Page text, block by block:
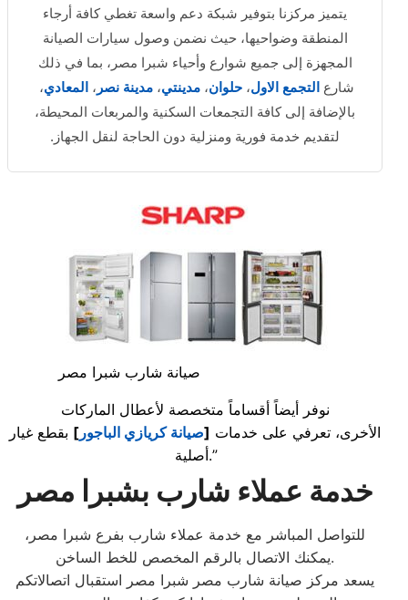
يتميز مركزنا بتوفير شبكة دعم واسعة تغطي كافة أرجاء
المنطقة وضواحيها، حيث نضمن وصول سيارات الصيانة
المجهزة إلى جميع شوارع وأحياء شبرا مصر، بما في ذلك
شارع التجمع الاول، حلوان، مدينتي، مدينة نصر ، المعادي،
بالإضافة إلى كافة التجمعات السكنية والمربعات المحيطة،
لتقديم خدمة فورية ومنزلية دون الحاجة لنقل الجهاز.
صيانة شارب شبرا مصر
نوفر أيضاً أقساماً متخصصة لأعطال الماركات
الأخرى، تعرفي على خدمات [صيانة كريازي الباجور ] بقطع غيار
أصلية.”
خدمة عملاء شارب بشبرا مصر
للتواصل المباشر مع خدمة عملاء شارب بفرع شبرا مصر،
يمكنك الاتصال بالرقم المخصص للخط الساخن.
يسعد مركز صيانة شارب مصر شبرا مصر استقبال اتصالاتكم